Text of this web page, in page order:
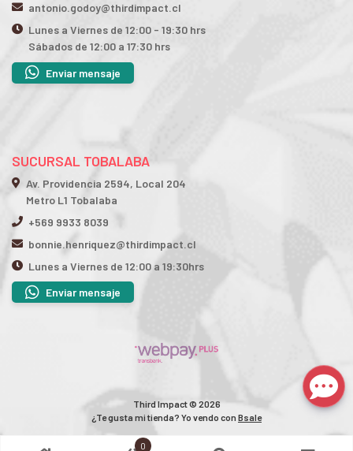
antonio.godoy@thirdimpact.cl
Lunes a Viernes de 12:00 - 19:30 hrs
Sábados de 12:00 a 17:30 hrs
Enviar mensaje
SUCURSAL TOBALABA
Av. Providencia 2594, Local 204
Metro L1 Tobalaba
+569 9933 8039
bonnie.henriquez@thirdimpact.cl
Lunes a Viernes de 12:00 a 19:30hrs
Enviar mensaje
Third Impact © 2026
¿Te gusta mi tienda? Yo vendo con Bsale
0